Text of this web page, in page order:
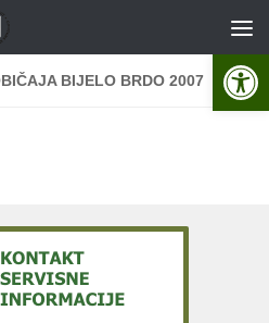
BIJELO BRDO 2007